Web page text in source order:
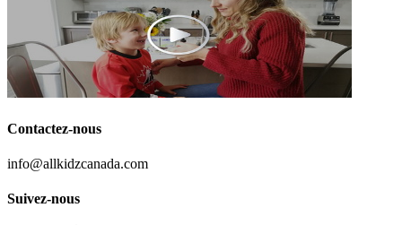
Contactez-nous
info@allkidzcanada.com
Suivez-nous